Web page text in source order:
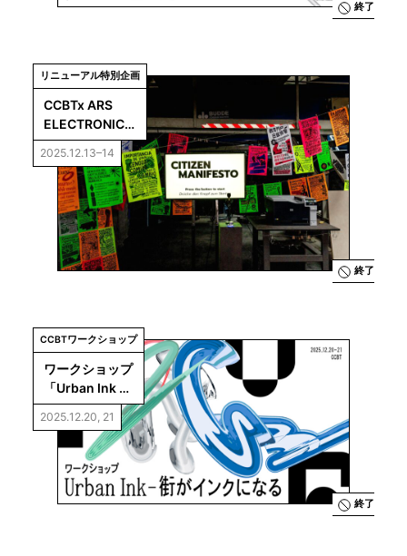
終了
リニューアル特別企画
CCBTx ARS
ELECTRONICA
Art for
Participation
“Citizen
Manifesto”
2025.12.13–14
終了
CCBTワークショップ
ワークショップ
「Urban Ink —
街がインクにな
る」
2025.12.20, 21
終了